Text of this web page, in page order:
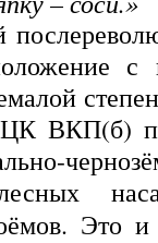
с
ВКП(б)
Это